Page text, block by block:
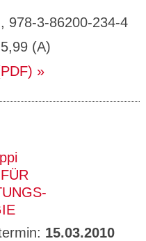
978-3-86200-234-4
5,99 (A)
15.03.2010